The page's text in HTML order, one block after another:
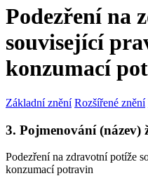
Podezření na
související
konzumací
Základní znění Rozšířené znění
3. Pojmenování (název)
Podezření na zdravotní potíže
konzumací potravin